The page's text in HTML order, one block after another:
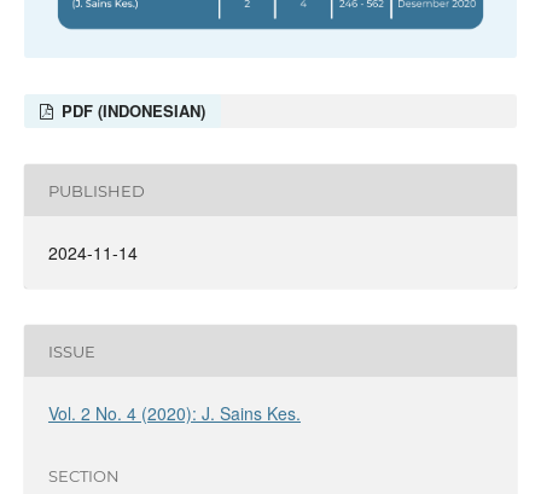
PDF (INDONESIAN)
PUBLISHED
2024-11-14
ISSUE
Vol. 2 No. 4 (2020): J. Sains Kes.
SECTION